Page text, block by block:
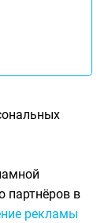
партнёров в
рекламы